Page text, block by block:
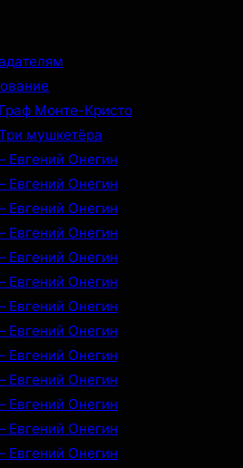
Монте-Кристо
мушкетёра
Онегин
Онегин
Онегин
Онегин
Онегин
Онегин
Онегин
Онегин
Онегин
Онегин
Онегин
Онегин
Онегин